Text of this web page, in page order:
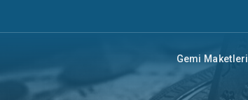
Gemi Maketleri